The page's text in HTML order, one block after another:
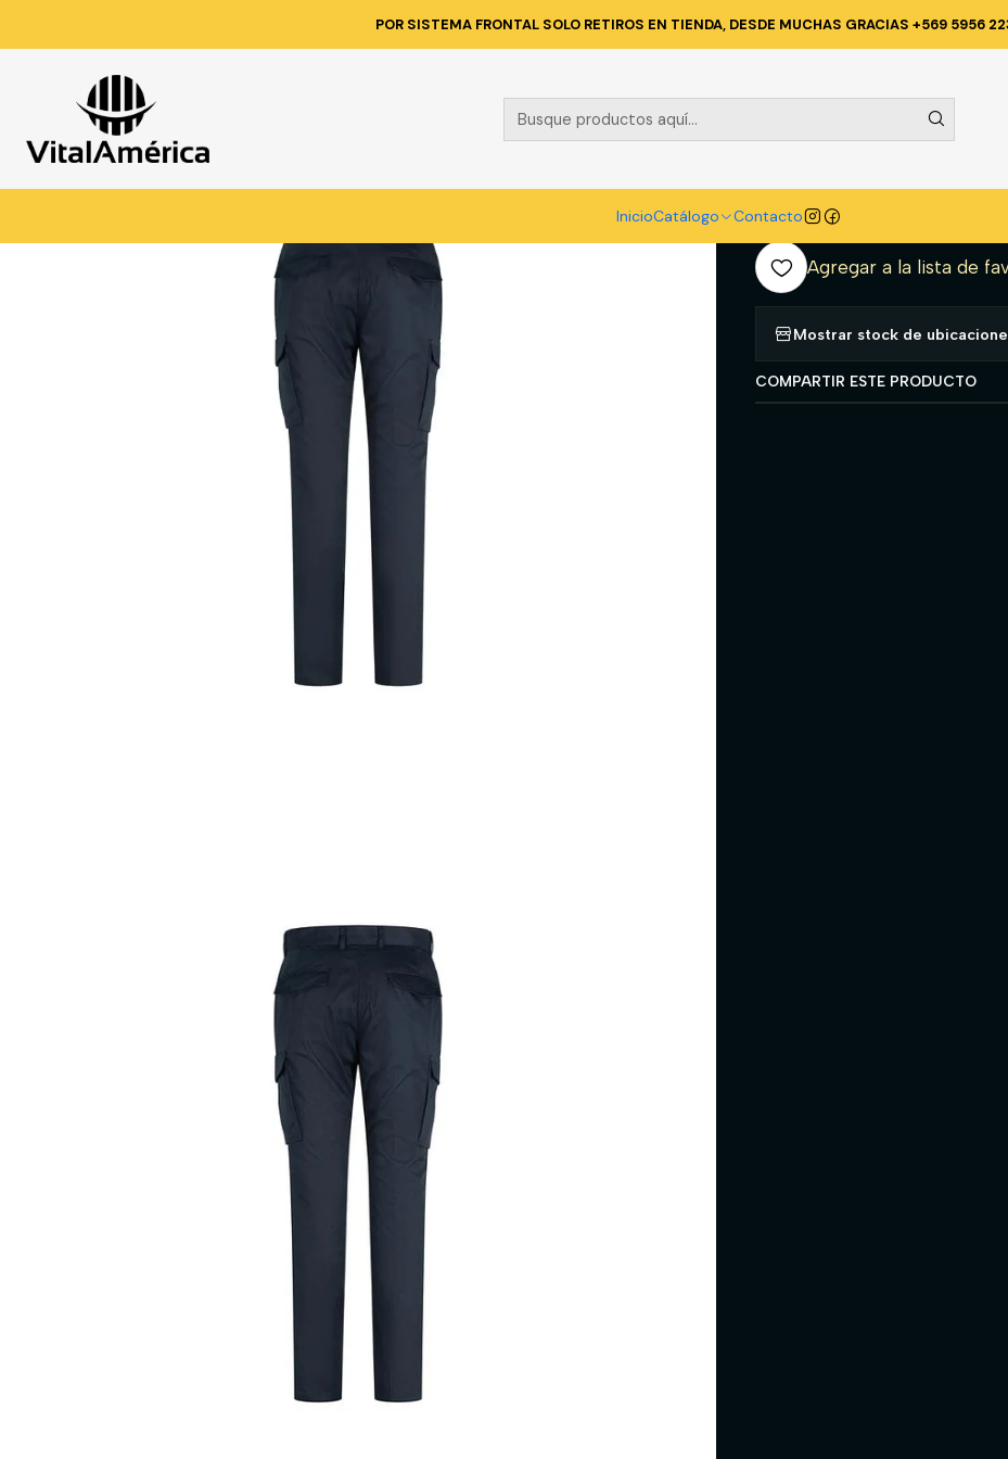
InicioCatálogo Contacto
POR SISTEMA FRONTAL SOLO RETIROS EN TIENDA, DESDE MUCHAS GRACIAS +569 5956
VESTIMENTA TECNICA Y CORPORATIVA PANTALONES DE TRABAJO PANTALON CARGO CLASSIC
|
PANTALON
POLY 35% ALG
Cantidad
Agregar a la lista de
Mostrar stock de
COMPARTIR ESTE PRODUCTO